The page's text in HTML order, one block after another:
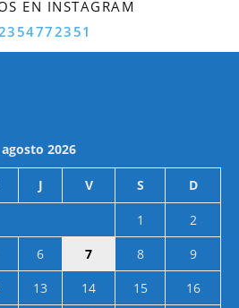
EN INSTAGRAM
agosto 2026
J V S D
1
2
6 7 8
9
13 14 15
16